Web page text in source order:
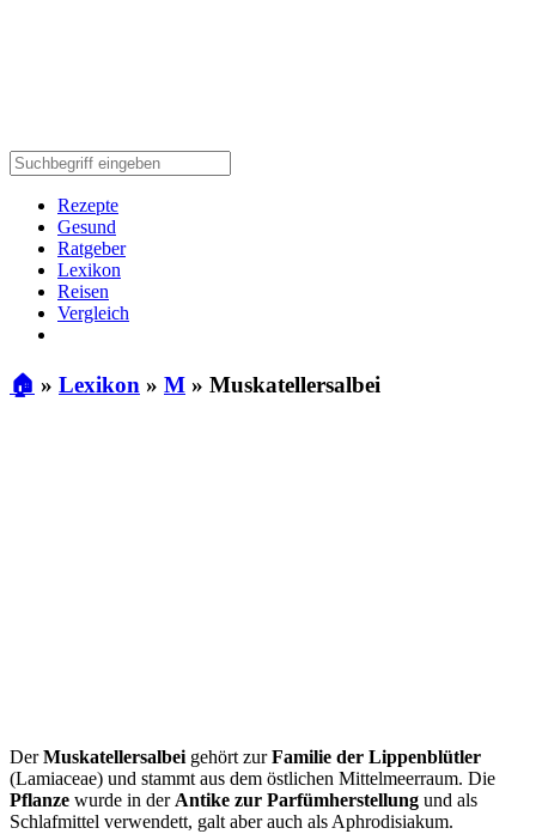
Rezepte
Gesund
Ratgeber
Lexikon
Reisen
Vergleich
🏠 » Lexikon » M » Muskatellersalbei
DerMuskatellersalbeigehört zurFamilie der Lippenblütler
(Lamiaceae) und stammt aus dem östlichen Mittelmeerraum. Die
Pflanze wurde in derAntike zur Parfümherstellung und als
Schlafmittel verwendett, galt aber auch als Aphrodisiakum.